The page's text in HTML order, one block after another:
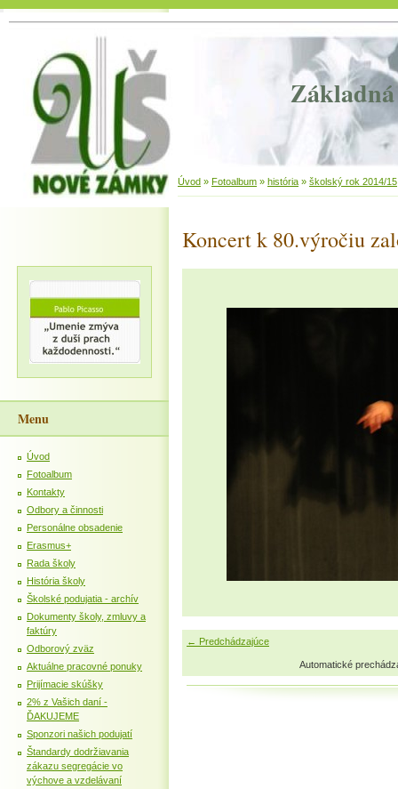
Základná
Úvod » Fotoalbum » história » školský rok 2014/15
Koncert k 80.výročiu
← Predchádzajúce
Automatické
Menu
Úvod
Fotoalbum
Kontakty
Odbory a činnosti
Personálne obsadenie
Erasmus+
Rada školy
História školy
Školské podujatia - archív
Dokumenty školy, zmluvy a
faktúry
Odborový zväz
Aktuálne pracovné ponuky
Prijímacie skúšky
2% z Vašich daní -
ĎAKUJEME
Sponzori našich podujatí
Štandardy dodržiavania
zákazu segregácie vo
výchove a vzdelávaní